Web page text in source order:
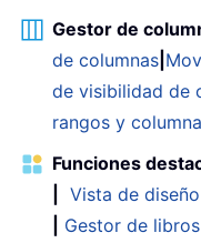
Gestor de
de columnas
de visibilidad de
rangos y
Funciones
Vista de diseño
Gestor de